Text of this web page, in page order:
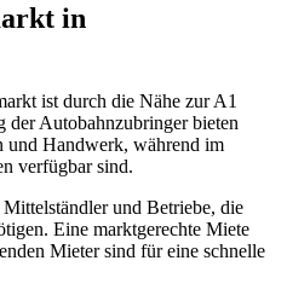
in
ist durch die Nähe zur A1
der Autobahnzubringer bieten
Handwerk, während im
verfügbar sind.
und Betriebe, die
Eine marktgerechte Miete
Mieter sind für eine schnelle